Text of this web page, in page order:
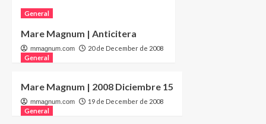
General
Mare Magnum | Anticitera
mmagnum.com
20 de December de 2008
General
Mare Magnum | 2008 Diciembre 15
mmagnum.com
19 de December de 2008
General